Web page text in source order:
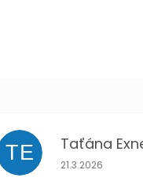
TE Taťána
Hodnocení
21.3.2026